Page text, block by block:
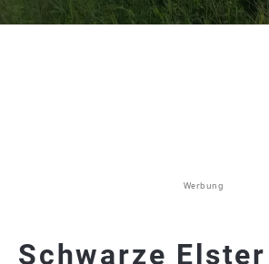
Werbung
Schwarze Elster